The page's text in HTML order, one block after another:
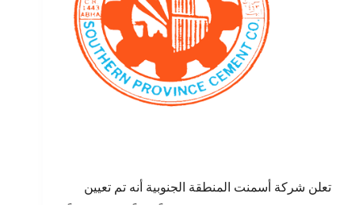
تعلن شركة أسمنت المنطقة الجنوبية أنه تم تعيين